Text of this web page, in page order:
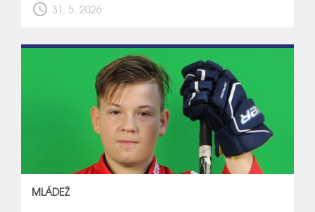
schedule 31. 5. 2026
MLÁDEŽ